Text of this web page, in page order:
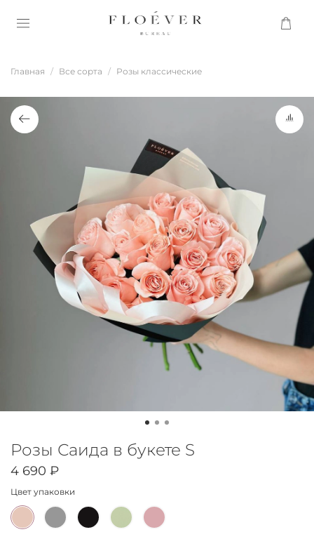
Главная Все сорта Розы классические
Розы Саида в букете S
4 690 ₽
Цвет упаковки